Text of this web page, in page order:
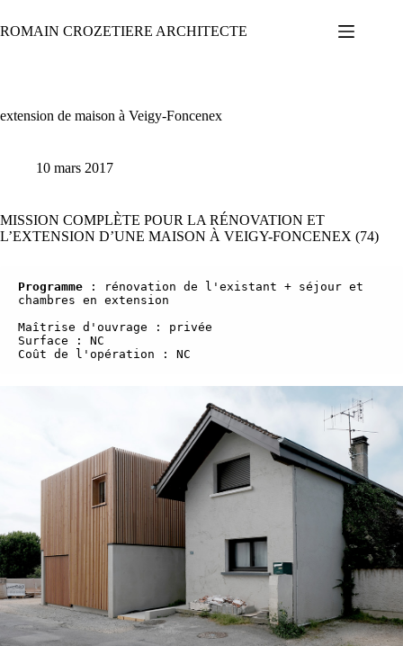
au
contenu
ROMAIN CROZETIERE ARCHITECTE
extension de maison à Veigy-Foncenex
10 mars 2017
MISSION COMPLÈTE POUR LA RÉNOVATION ET
L’EXTENSION D’UNE MAISON À VEIGY-FONCENEX (74)
Programme : rénovation de l'existant + séjour et
chambres en extension
Maîtrise d'ouvrage : privée
Surface : NC
Coût de l'opération : NC